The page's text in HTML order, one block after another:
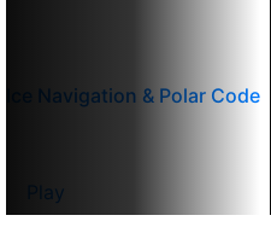
Ice Navigation & Polar Code
Play